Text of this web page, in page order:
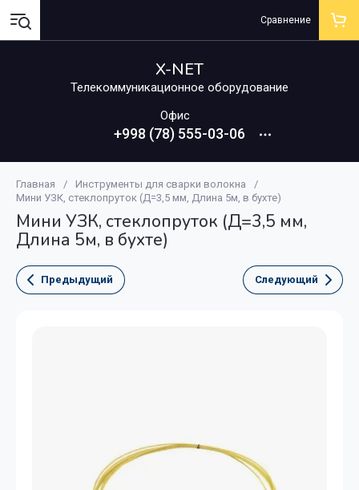
X-NET
Телекоммуникационное оборудование
Офис
+998 (78) 555-03-06
Сравнение
Главная / Инструменты для сварки волокна
/
Мини УЗК, стеклопруток (Д=3,5 мм, Длина 5м, в бухте)
Мини УЗК, стеклопруток (Д=3,5 мм,
Длина 5м, в бухте)
Предыдущий Следующий